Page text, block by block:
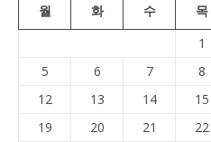
월 화 수 목
1
5
6 7 8
12
13 14 15
19
20 21 22